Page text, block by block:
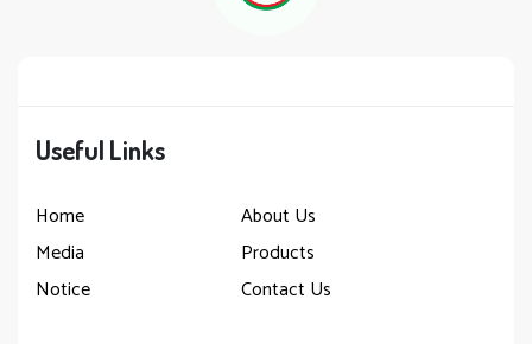
Useful Links
Home
About Us
Media
Products
Notice
Contact Us